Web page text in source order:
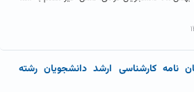
نامه کارشناسی ارشد دانشجویان رشته